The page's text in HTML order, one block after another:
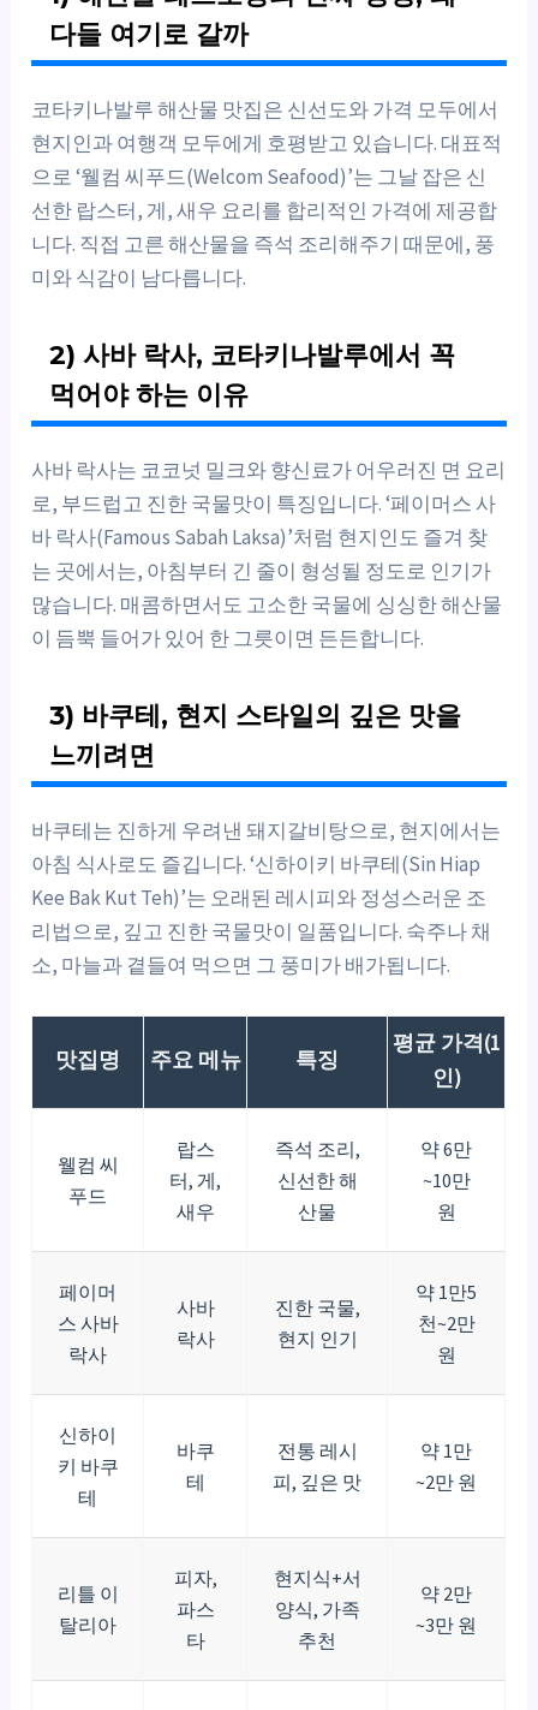
다들 여기로 갈까
코타키나발루 해산물 맛집은 신선도와 가격 모두에서
현지인과 여행객 모두에게 호평받고 있습니다. 대표적
으로 ‘웰컴 씨푸드(Welcom Seafood)’는 그날 잡은 신
선한 랍스터, 게, 새우 요리를 합리적인 가격에 제공합
니다. 직접 고른 해산물을 즉석 조리해주기 때문에, 풍
미와 식감이 남다릅니다.
2) 사바 락사, 코타키나발루에서 꼭
먹어야 하는 이유
사바 락사는 코코넛 밀크와 향신료가 어우러진 면 요리
로, 부드럽고 진한 국물맛이 특징입니다. ‘페이머스 사
바 락사(Famous Sabah Laksa)’처럼 현지인도 즐겨 찾
는 곳에서는, 아침부터 긴 줄이 형성될 정도로 인기가
많습니다. 매콤하면서도 고소한 국물에 싱싱한 해산물
이 듬뿍 들어가 있어 한 그릇이면 든든합니다.
3) 바쿠테, 현지 스타일의 깊은 맛을
느끼려면
바쿠테는 진하게 우려낸 돼지갈비탕으로, 현지에서는
아침 식사로도 즐깁니다. ‘신하이키 바쿠테(Sin Hiap
Kee Bak Kut Teh)’는 오래된 레시피와 정성스러운 조
리법으로, 깊고 진한 국물맛이 일품입니다. 숙주나 채
소, 마늘과 곁들여 먹으면 그 풍미가 배가됩니다.
맛집명 주요 메뉴 특징
평균 가격(1
인)
웰컴 씨
푸드
랍스
터, 게,
새우
즉석 조리,
신선한 해
산물
약 6만
~10만
원
페이머
스 사바
락사
사바
락사
진한 국물,
현지 인기
약 1만5
천~2만
원
신하이
키 바쿠
테
바쿠
테
전통 레시
피, 깊은 맛
약 1만
~2만 원
리틀 이
탈리아
피자,
파스
타
현지식+서
양식, 가족
추천
약 2만
~3만 원